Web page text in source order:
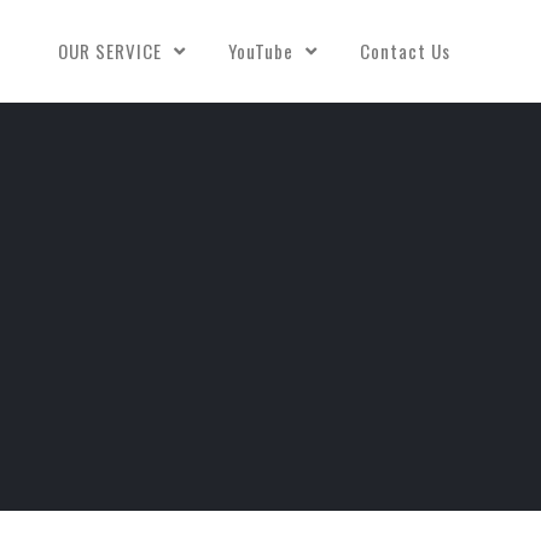
OUR SERVICE YouTube Contact Us